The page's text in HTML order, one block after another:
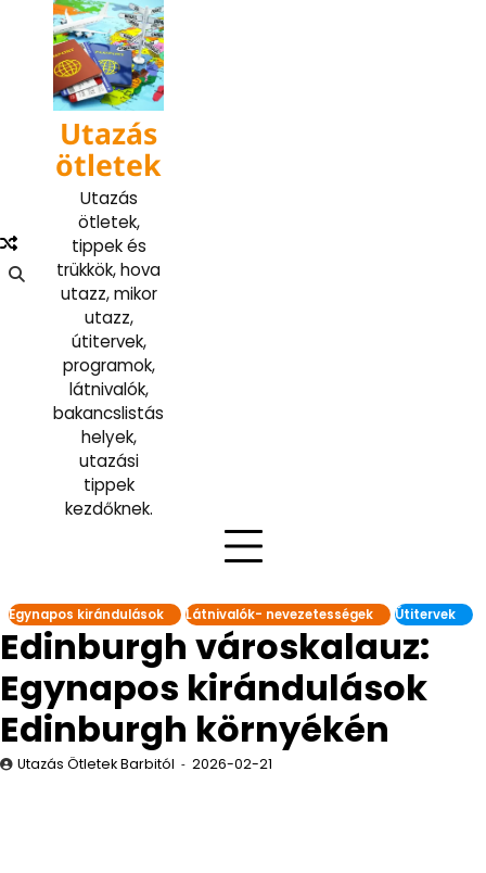
content
Utazás
ötletek
Utazás
ötletek,
tippek és
trükkök, hova
utazz, mikor
utazz,
útitervek,
programok,
látnivalók,
bakancslistás
helyek,
utazási
tippek
kezdőknek.
Egynapos kirándulások Látnivalók- nevezetességek Útitervek
Edinburgh városkalauz:
Egynapos kirándulások
Edinburgh környékén
Utazás Ötletek Barbitól 2026-02-21